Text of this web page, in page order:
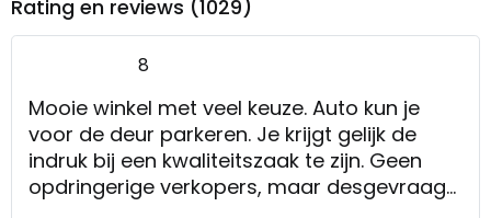
Rating en reviews (1029)
8
Mooie winkel met veel keuze. Auto kun je
voor de deur parkeren. Je krijgt gelijk de
indruk bij een kwaliteitszaak te zijn. Geen
opdringerige verkopers, maar desgevraagd